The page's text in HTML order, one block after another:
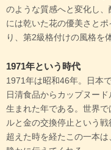
のような質感へと変化し
には乾いた花の優美さと
り、第2級格付けの風格を
1971年という時代
1971年は昭和46年。日本
日清食品からカップヌー
生まれた年である。世界
ルと金の交換停止という
超えた時を経たこの一本